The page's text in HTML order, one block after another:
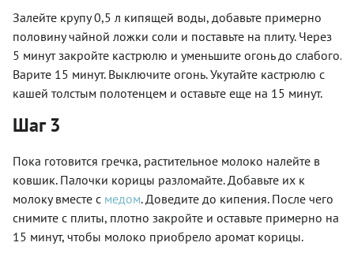
Залейте крупу 0,5 л кипящей воды, добавьте примерно
половину чайной ложки соли и поставьте на плиту. Через
5 минут закройте кастрюлю и уменьшите огонь до слабого.
Варите 15 минут. Выключите огонь. Укутайте кастрюлю с
кашей толстым полотенцем и оставьте еще на 15 минут.
Шаг 3
Пока готовится гречка, растительное молоко налейте в
ковшик. Палочки корицы разломайте. Добавьте их к
молоку вместе с медом. Доведите до кипения. После чего
снимите с плиты, плотно закройте и оставьте примерно на
15 минут, чтобы молоко приобрело аромат корицы.